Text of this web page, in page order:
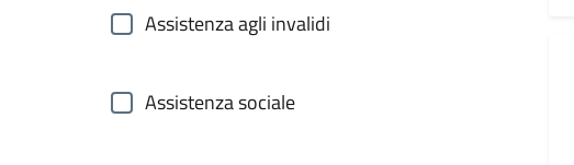
Assistenza agli invalidi
Assistenza sociale